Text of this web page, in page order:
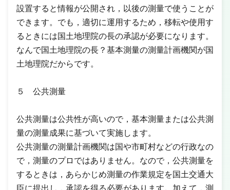
設置すると情報が公開され，以後の測量で使うことが
できます。でも，適切に運用するため，移転や使用す
るときには国土地理院の長の承認が必要になります。
なんで国土地理院の長？基本測量の測量計画機関が国
土地理院だからです。
５ 公共測量
公共測量は公共性が高いので，基本測量または公共測
量の測量成果に基づいて実施します。
公共測量の測量計画機関は国や市町村などの行政なの
で，測量のプロではありません。なので，公共測量を
するときは，あらかじめ測量の作業規定を国土交通大